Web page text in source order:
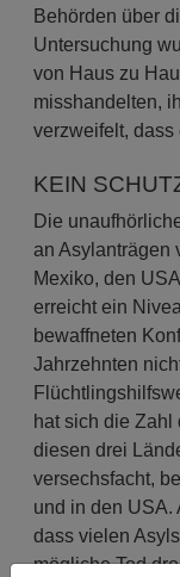
Behörden über
Untersuchung
von Haus zu
misshandelten,
verzweifelt, dass
KEIN
Die
an Asylanträgen
Mexiko, den
erreicht ein
bewaffneten
Jahrzehnten
hat sich die Zahl
diesen drei
versechsfacht,
und in den USA.
dass vielen
mögliche Tod